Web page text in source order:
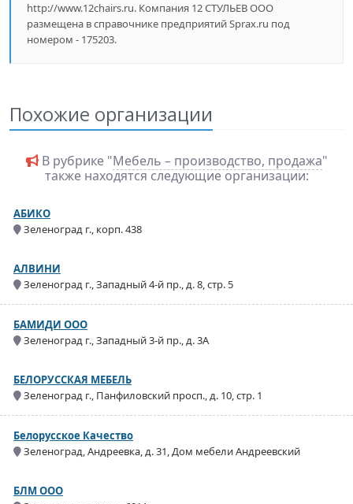
http://www.12chairs.ru. Компания 12 СТУЛЬЕВ ООО
размещена в справочнике предприятий Sprax.ru под
номером - 175203.
Похожие организации
В рубрике "Мебель – производство, продажа"
также находятся следующие организации:
АБИКО
Зеленоград г., корп. 438
АЛВИНИ
Зеленоград г., Западный 4-й пр., д. 8, стр. 5
БАМИДИ ООО
Зеленоград г., Западный 3-й пр., д. 3А
БЕЛОРУССКАЯ МЕБЕЛЬ
Зеленоград г., Панфиловский просп., д. 10, стр. 1
Белорусское Качество
Зеленоград, Андреевка, д. 31, Дом мебели Андреевский
БЛМ ООО